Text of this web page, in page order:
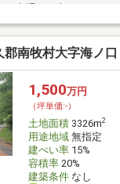
南牧村大字海ノ口
1,500万円
（坪単価:-）
土地面積3326m2
用途地域無指定
建ぺい率15%
容積率20%
建築条件なし